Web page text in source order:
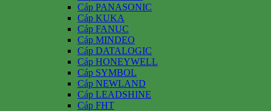
Cáp PANASONIC
Cáp KUKA
Cáp FANUC
Cáp MINDEO
Cáp DATALOGIC
Cáp HONEYWELL
Cáp SYMBOL
Cáp NEWLAND
Cáp LEADSHINE
Cáp FHT